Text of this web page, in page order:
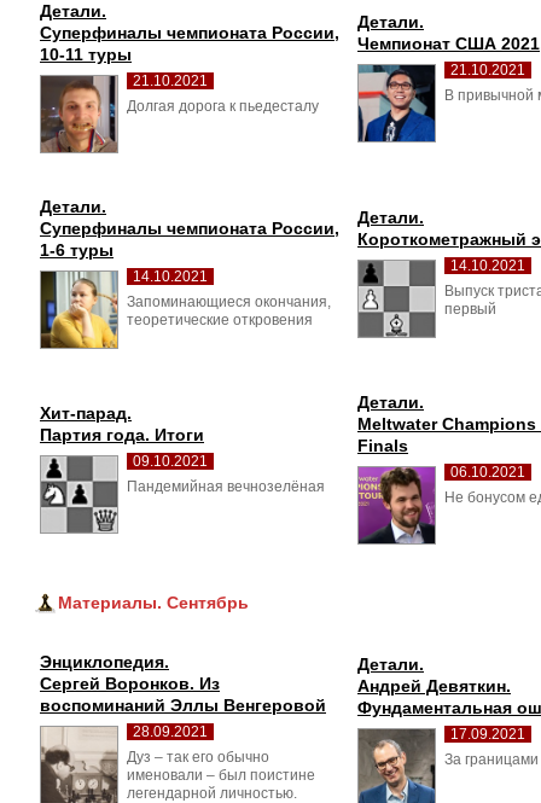
Детали.
Суперфиналы чемпионата России,
10-11 туры
21.10.2021
Долгая дорога к пьедесталу
Детали.
Чемпионат США
21.10.2021
В привычной
Детали.
Суперфиналы чемпионата России,
1-6 туры
14.10.2021
Запоминающиеся окончания,
теоретические откровения
Детали.
Короткометражный
14.10.2021
Выпуск
первый
Хит-парад.
Партия года. Итоги
09.10.2021
Пандемийная вечнозелёная
Детали.
Meltwater Champions
Finals
06.10.2021
Не бонусом
Материалы. Сентябрь
Энциклопедия.
Сергей Воронков. Из
воспоминаний Эллы Венгеровой
28.09.2021
Дуз – так его обычно
именовали – был поистине
легендарной личностью.
Детали.
Андрей Девяткин.
Фундаментальная
17.09.2021
За